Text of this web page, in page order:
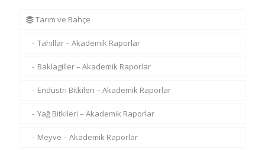
Tarım ve Bahçe
Tahıllar – Akademik Raporlar
Baklagiller – Akademik Raporlar
Endüstri Bitkileri – Akademik Raporlar
Yağ Bitkileri – Akademik Raporlar
Meyve – Akademik Raporlar